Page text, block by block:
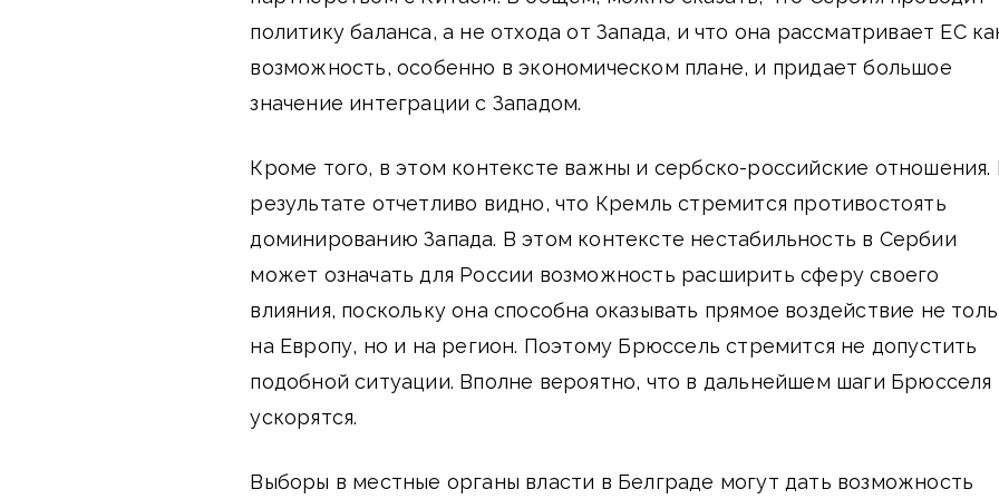
политику баланса, а не отхода от Запада, и что она рассматривает ЕС
возможность, особенно в экономическом плане, и придает большое
значение интеграции с Западом.
Кроме того, в этом контексте важны и сербско-российские отношения.
результате отчетливо видно, что Кремль стремится противостоять
доминированию Запада. В этом контексте нестабильность в Сербии
может означать для России возможность расширить сферу своего
влияния, поскольку она способна оказывать прямое воздействие не
на Европу, но и на регион. Поэтому Брюссель стремится не допустить
подобной ситуации. Вполне вероятно, что в дальнейшем шаги Брюсселя
ускорятся.
Выборы в местные органы власти в Белграде могут дать возможность